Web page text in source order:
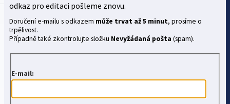
odkaz pro editaci pošleme znovu.
Doručení e-mailu s odkazem může trvat až 5 minut, prosíme o
trpělivost.
Případně také zkontrolujte složku Nevyžádaná pošta (spam).
E-mail: